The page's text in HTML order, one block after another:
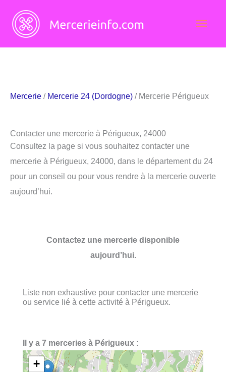
contenu
Mercerie / Mercerie 24 (Dordogne) / Mercerie Périgueux
Contacter une mercerie à Périgueux, 24000
Consultez la page si vous souhaitez contacter une
mercerie à Périgueux, 24000, dans le département du 24
pour un conseil ou pour vous rendre à la mercerie ouverte
aujourd’hui.
Contactez une mercerie disponible
aujourd’hui.
Liste non exhaustive pour contacter une mercerie
ou service lié à cette activité à Périgueux.
Il y a 7 merceries à Périgueux :
+